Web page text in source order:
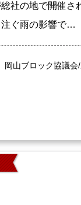
社の地で開催さ
注ぐ雨の影響で…
岡山ブロック協議会/